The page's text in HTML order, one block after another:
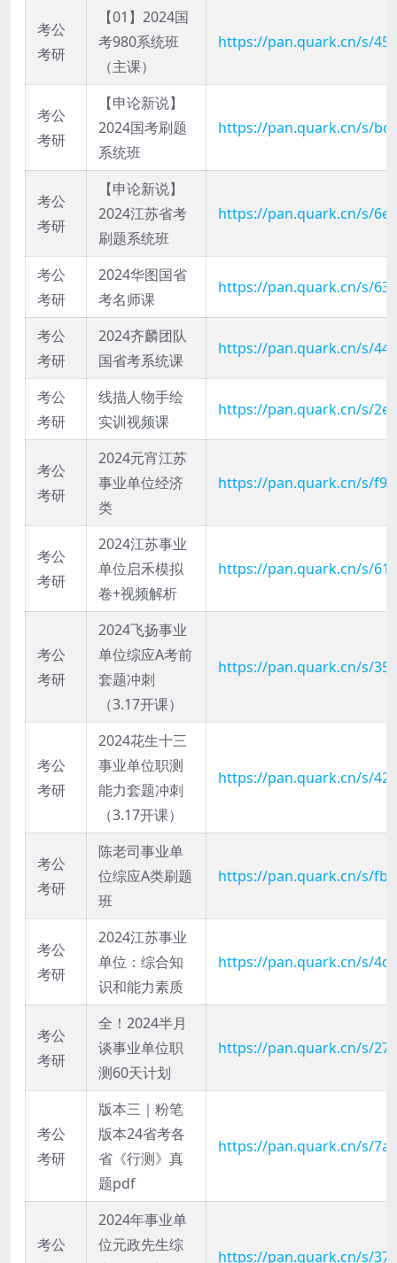
考公
考研
【01】2024国
考980系统班
（主课）
https://pan.quark.cn/s/
考公
考研
【申论新说】
2024国考刷题
系统班
https://pan.quark.cn/s/
考公
考研
【申论新说】
2024江苏省考
刷题系统班
https://pan.quark.cn/s/
考公
考研
2024华图国省
考名师课
https://pan.quark.cn/s/
考公
考研
2024齐麟团队
国省考系统课
https://pan.quark.cn/s/
考公
考研
线描人物手绘
实训视频课
https://pan.quark.cn/s/
考公
考研
2024元宵江苏
事业单位经济
类
https://pan.quark.cn/s/
考公
考研
2024江苏事业
单位启禾模拟
卷+视频解析
https://pan.quark.cn/s/
考公
考研
2024飞扬事业
单位综应A考前
套题冲刺
（3.17开课）
https://pan.quark.cn/s/
考公
考研
2024花生十三
事业单位职测
能力套题冲刺
（3.17开课）
https://pan.quark.cn/s/
考公
考研
陈老司事业单
位综应A类刷题
班
https://pan.quark.cn/s/
考公
考研
2024江苏事业
单位：综合知
识和能力素质
https://pan.quark.cn/s/
考公
考研
全！2024半月
谈事业单位职
测60天计划
https://pan.quark.cn/s/
考公
考研
版本三｜粉笔
版本24省考各
省《行测》真
题pdf
https://pan.quark.cn/s/
考公
2024年事业单
位元政先生综
https://pan.quark.cn/s/